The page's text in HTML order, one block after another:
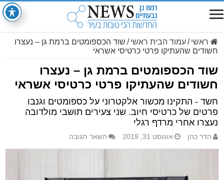
ראשי /עמוד הבית ראשי / שוד הכספומטים ברמת גן – נעצרו
חשודים שהעתיקו פרטי כרטיסי אשראי
שוד הכספומטים ברמת גן – נעצרו
חשודים שהעתיקו פרטי כרטיסי אשראי
חשד - התקינו מכשור אלקטרוני על כספומטים וגנבו
פרטים של כרטיסי חיוב. שני צעירים תושבי מולדובה
נעצרו אחרי מרדף רגלי
הדר כהן אוגוסט 31, 2019 השאר תגובה